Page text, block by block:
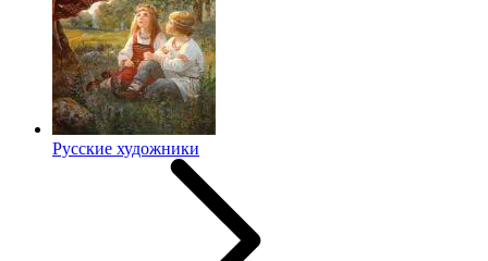
Русские художники